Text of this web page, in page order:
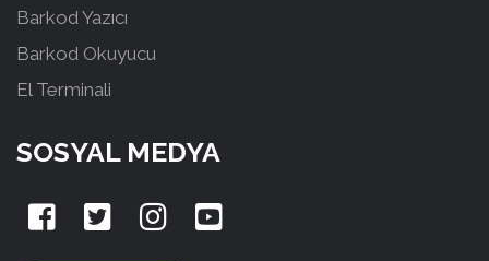
Barkod Yazıcı
Barkod Okuyucu
El Terminali
SOSYAL MEDYA